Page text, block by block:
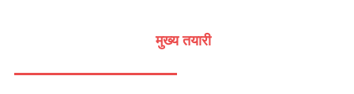
मुख्य तयारी